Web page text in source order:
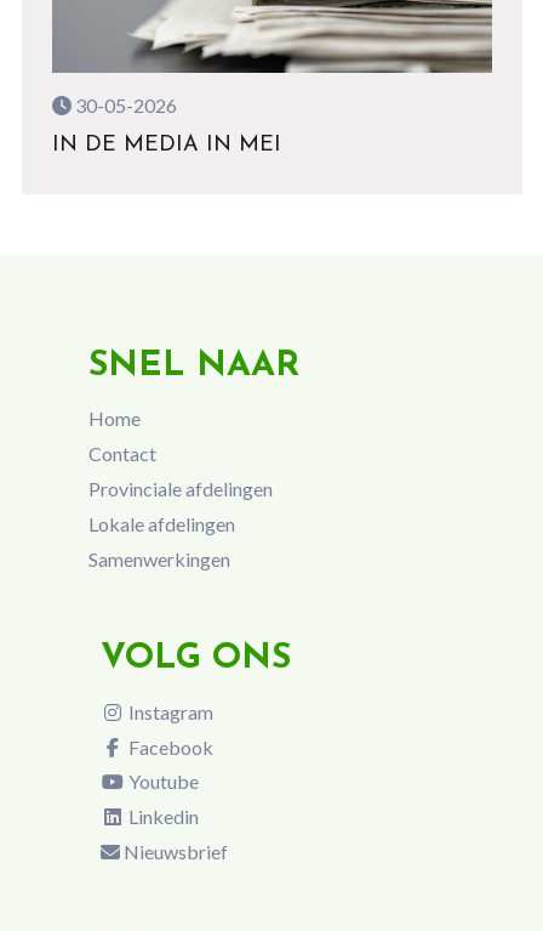
30-05-2026
IN DE MEDIA IN MEI
SNEL NAAR
Home
Contact
Provinciale afdelingen
Lokale afdelingen
Samenwerkingen
VOLG ONS
Instagram
Facebook
Youtube
Linkedin
Nieuwsbrief